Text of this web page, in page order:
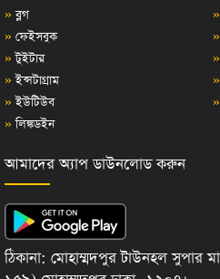
» ব্লগ
» ফেইসবুক
» টুইটার
» ইন্সটাগ্রাম
» ইউটিউব
» লিঙ্কডইন
»
»
»
»
»
আমাদের অ্যাপ ডাউনলোড করুন
ঠিকানা: মোহাম্মদপুর টাউনহল সুপার